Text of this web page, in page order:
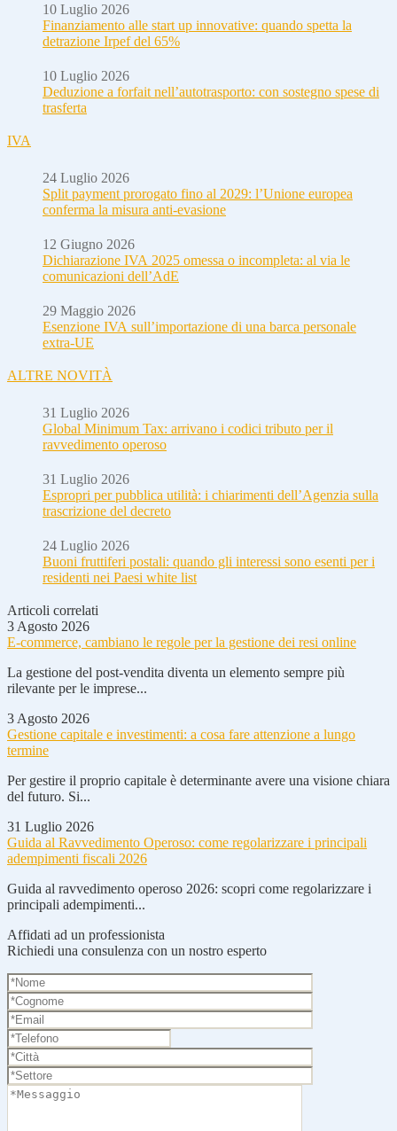
10 Luglio 2026
Finanziamento alle start up innovative: quando spetta la
detrazione Irpef del 65%
10 Luglio 2026
Deduzione a forfait nell’autotrasporto: con sostegno spese di
trasferta
IVA
24 Luglio 2026
Split payment prorogato fino al 2029: l’Unione europea
conferma la misura anti-evasione
12 Giugno 2026
Dichiarazione IVA 2025 omessa o incompleta: al via le
comunicazioni dell’AdE
29 Maggio 2026
Esenzione IVA sull’importazione di una barca personale
extra-UE
ALTRE NOVITÀ
31 Luglio 2026
Global Minimum Tax: arrivano i codici tributo per il
ravvedimento operoso
31 Luglio 2026
Espropri per pubblica utilità: i chiarimenti dell’Agenzia sulla
trascrizione del decreto
24 Luglio 2026
Buoni fruttiferi postali: quando gli interessi sono esenti per i
residenti nei Paesi white list
Articoli correlati
3 Agosto 2026
E-commerce, cambiano le regole per la gestione dei resi online
La gestione del post-vendita diventa un elemento sempre più
rilevante per le imprese...
3 Agosto 2026
Gestione capitale e investimenti: a cosa fare attenzione a lungo
termine
Per gestire il proprio capitale è determinante avere una visione chiara
del futuro. Si...
31 Luglio 2026
Guida al Ravvedimento Operoso: come regolarizzare i principali
adempimenti fiscali 2026
Guida al ravvedimento operoso 2026: scopri come regolarizzare i
principali adempimenti...
Affidati ad un professionista
Richiedi una consulenza con un nostro esperto